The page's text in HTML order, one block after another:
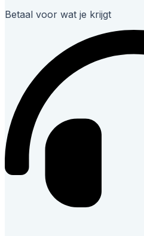
Betaal voor wat je krijgt